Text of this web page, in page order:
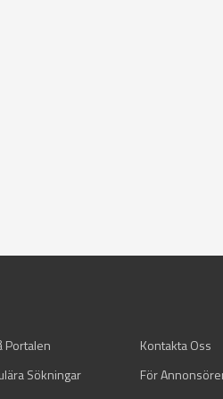
Portalen
Kontakta Oss
Sökningar
För